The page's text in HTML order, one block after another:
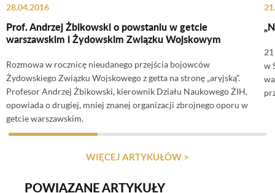
28.04.2016
Prof. Andrzej Żbikowski o powstaniu w getcie
warszawskim i Żydowskim Związku Wojskowym
Rozmowa w rocznicę nieudanego przejścia bojowców
Żydowskiego Związku Wojskowego z getta na stronę „aryjską”.
Profesor Andrzej Żbikowski, kierownik Działu Naukowego ŻIH,
opowiada o drugiej, mniej znanej organizacji zbrojnego oporu w
getcie warszawskim.
w
WIĘCEJ ARTYKUŁÓW >
POWIĄZANE ARTYKUŁY